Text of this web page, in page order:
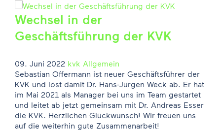
Wechsel in der
Geschäftsführung der KVK
09. Juni 2022 kvk Allgemein
Sebastian Offermann ist neuer Geschäftsführer der
KVK und löst damit Dr. Hans-Jürgen Weck ab. Er hat
im Mai 2021 als Manager bei uns im Team gestartet
und leitet ab jetzt gemeinsam mit Dr. Andreas Esser
die KVK. Herzlichen Glückwunsch! Wir freuen uns
auf die weiterhin gute Zusammenarbeit!